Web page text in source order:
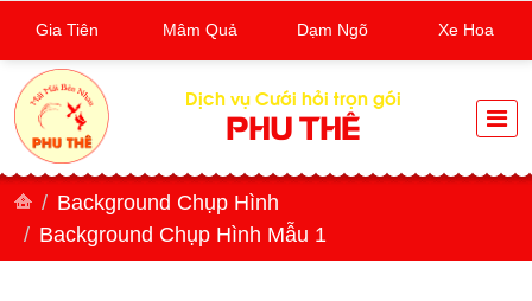
Dịch vụ Cưới hỏi trọn gói
PHU THÊ
Background Chụp Hình
Background Chụp Hình Mẫu 1
Gia Tiên Mâm Quả Dạm Ngõ Xe Hoa